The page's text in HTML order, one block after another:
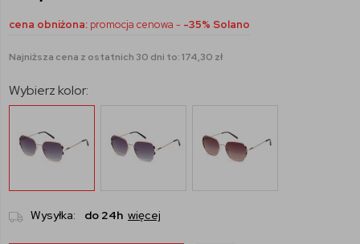
cena obniżona: promocja cenowa - -35% Solano
Najniższa cena z ostatnich 30 dni to: 174,30 zł
Wybierz kolor:
Wysyłka: do 24h więcej